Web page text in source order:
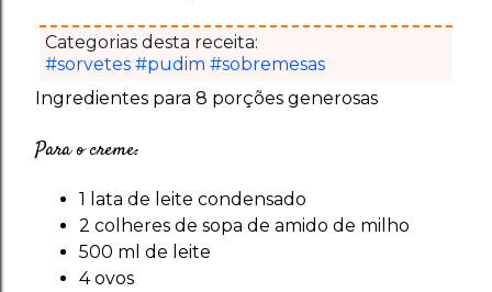
Categorias desta receita:
#sorvetes #pudim #sobremesas
Ingredientes para 8 porções generosas
Para o creme:
1 lata de leite condensado
2 colheres de sopa de amido de milho
500 ml de leite
4 ovos